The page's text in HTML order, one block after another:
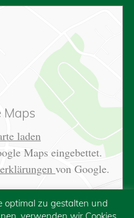
Maps
laden
Maps eingebettet.
von Google.
optimal zu gestalten und